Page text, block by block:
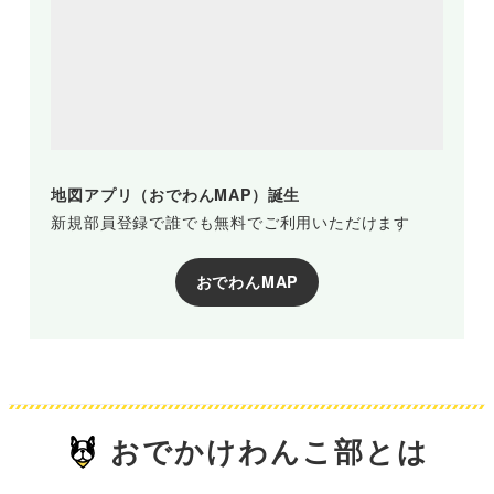
地図アプリ（おでわんMAP）誕生
新規部員登録で誰でも無料でご利用いただけます
おでわんMAP
おでかけわんこ部とは